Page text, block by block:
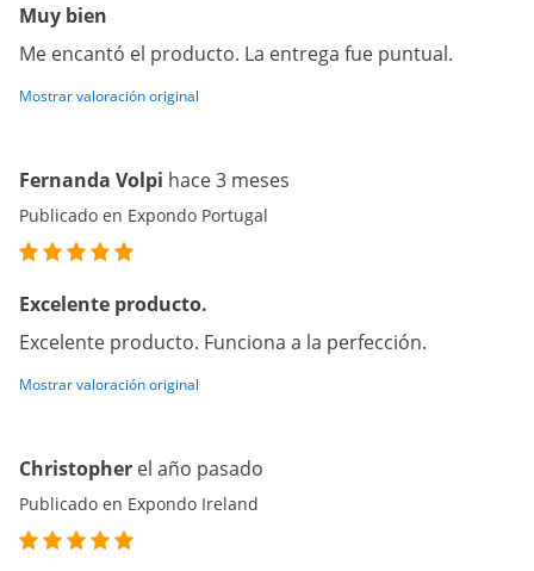
Muy bien
Me encantó el producto. La entrega fue puntual.
Mostrar valoración original
Fernanda Volpi hace 3 meses
Publicado en Expondo Portugal
Excelente producto.
Excelente producto. Funciona a la perfección.
Mostrar valoración original
Christopher el año pasado
Publicado en Expondo Ireland